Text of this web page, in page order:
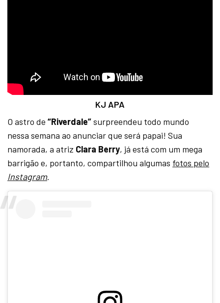
KJ APA
O astro de“Riverdale”surpreendeu todo mundo
nessa semana ao anunciar que será papai! Sua
namorada, a atriz Clara Berry, já está com um mega
barrigão e, portanto, compartilhou algumas fotos pelo
Instagram.